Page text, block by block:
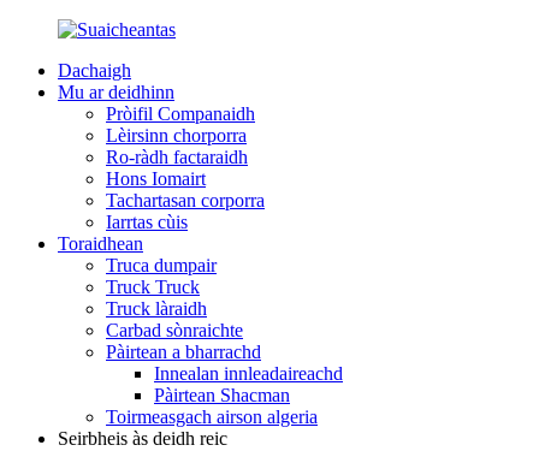
Dachaigh
Mu ar deidhinn
Pròifil Companaidh
Lèirsinn chorporra
Ro-ràdh factaraidh
Hons Iomairt
Tachartasan corporra
Iarrtas cùis
Toraidhean
Truca dumpair
Truck Truck
Truck làraidh
Carbad sònraichte
Pàirtean a bharrachd
Innealan innleadaireachd
Pàirtean Shacman
Toirmeasgach airson algeria
Seirbheis às deidh reic